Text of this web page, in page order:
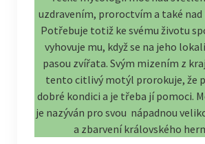
uzdravením, proroctvím a také
Potřebuje totiž ke svému životu
vyhovuje mu, když se na jeho
pasou zvířata. Svým mizením z
tento citlivý motýl prorokuje, že
dobré kondici a je třeba jí pomoci.
je nazýván pro svou nápadnou
a zbarvení královského